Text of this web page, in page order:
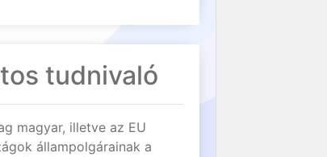
tudnivaló
magyar, illetve az EU
állampolgárainak a